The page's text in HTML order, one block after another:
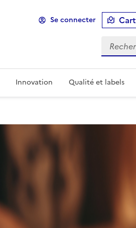
Se connecter
Innovation Qualité et labels